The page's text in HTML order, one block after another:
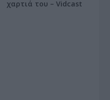
χαρτιά του – Vidcast